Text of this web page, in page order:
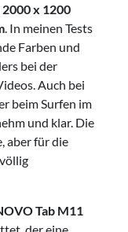
2000 x 1200
. In meinen Tests
Farben und
bei der
Auch bei
beim Surfen im
und klar. Die
aber für die
Tab M11